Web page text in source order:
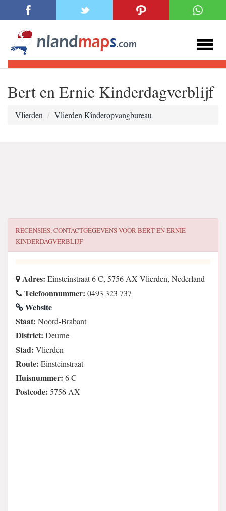
Bert en Ernie Kinderdagverblijf
Vlierden Vli̇erden Ki̇nderopvangbureau
RECENSIES, CONTACTGEGEVENS VOORBERT EN ERNIE
KINDERDAGVERBLIJF
Adres: Einsteinstraat 6 C, 5756 AX Vlierden, Nederland
Telefoonnummer: 0493 323 737
Website
Staat: Noord-Brabant
District: Deurne
Stad: Vlierden
Route: Einsteinstraat
Huisnummer: 6 C
Postcode: 5756 AX